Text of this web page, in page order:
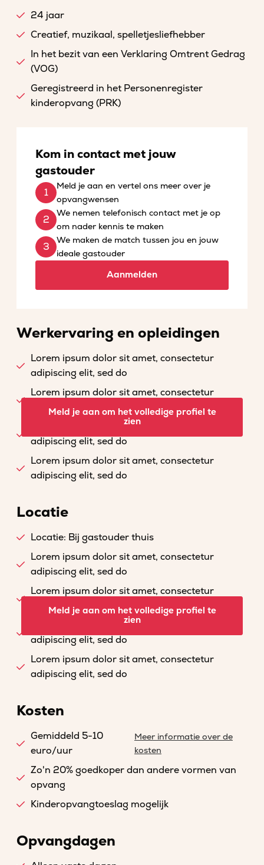
24 jaar
Creatief, muzikaal, spelletjesliefhebber
In het bezit van een Verklaring Omtrent Gedrag
(VOG)
Geregistreerd in het Personenregister
kinderopvang (PRK)
Kom in contact met jouw
gastouder
Meld je aan en vertel ons meer over je
opvangwensen
We nemen telefonisch contact met je op
om nader kennis te maken
We maken de match tussen jou en jouw
ideale gastouder
Aanmelden
Werkervaring en opleidingen
Lorem ipsum dolor sit amet, consectetur
adipiscing elit, sed do
Lorem ipsum dolor sit amet, consectetur
adipiscing elit, sed do
Lorem ipsum dolor sit amet, consectetur
adipiscing elit, sed do
Lorem ipsum dolor sit amet, consectetur
adipiscing elit, sed do
Meld je aan om het volledige profiel te
zien
Locatie
Locatie: Bij gastouder thuis
Lorem ipsum dolor sit amet, consectetur
adipiscing elit, sed do
Lorem ipsum dolor sit amet, consectetur
adipiscing elit, sed do
Lorem ipsum dolor sit amet, consectetur
adipiscing elit, sed do
Lorem ipsum dolor sit amet, consectetur
adipiscing elit, sed do
Meld je aan om het volledige profiel te
zien
Kosten
Gemiddeld 5-10
euro/uur
Meer informatie over de
kosten
Zo'n 20% goedkoper dan andere vormen van
opvang
Kinderopvangtoeslag mogelijk
Opvangdagen